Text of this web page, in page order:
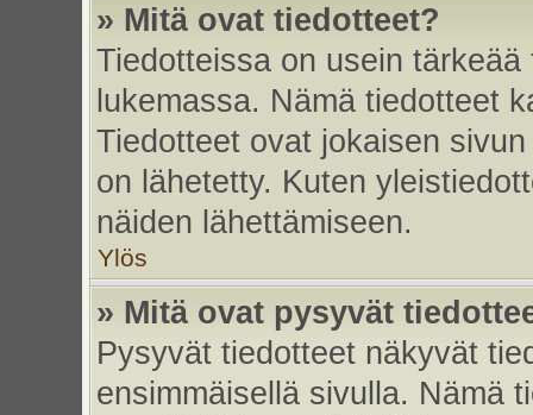
» Mitä ovat tiedotteet?
Tiedotteissa on usein
lukemassa. Nämä tiedotteet
Tiedotteet ovat jokaisen
on lähetetty. Kuten
näiden lähettämiseen.
Ylös
» Mitä ovat pysyvät
Pysyvät tiedotteet näkyvät
ensimmäisellä sivulla. Nämä